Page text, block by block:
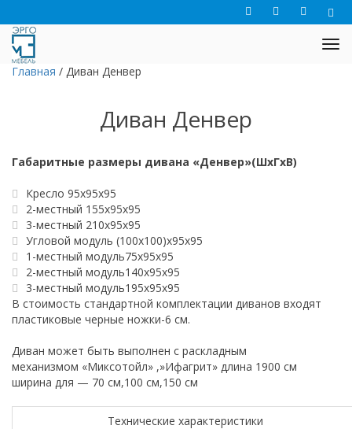
Главная / Диван Денвер
Диван Денвер
Габаритные размеры дивана «Денвер»(ШхГхВ)
Кресло 95х95х95
2-местный 155х95х95
3-местный 210х95х95
Угловой модуль (100х100)х95х95
1-местный модуль75х95х95
2-местный модуль140х95х95
3-местный модуль195х95х95
В стоимость стандартной комплектации диванов входят
пластиковые черные ножки-6 см.
Диван может быть выполнен с раскладным
механизмом «Миксотойл» ,»Ифагрит» длина 1900 см
ширина для — 70 см,100 см,150 см
Технические характеристики